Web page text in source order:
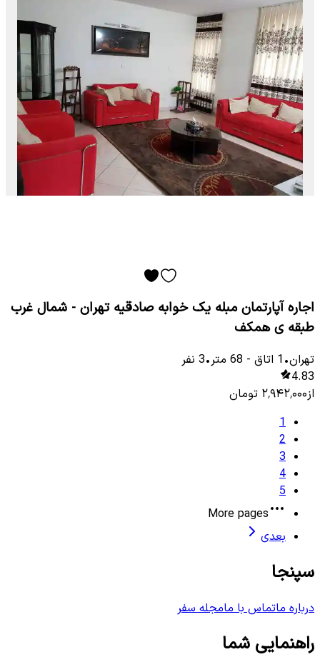
اجاره آپارتمان مبله یک خوابه صادقیه تهران - شمال غرب
طبقه ی همکف
تهران•
1 اتاق -
68 متر•
3 نفر
4.83
از۲٬۹۴۲٬۰۰۰ تومان
1
2
3
4
5
More pages
بعدی
سپنجا
درباره ماتماس با مامجله سفر
راهنمایی شما